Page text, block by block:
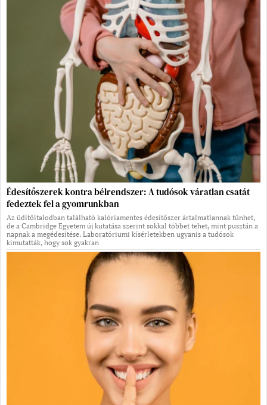
Édesítőszerek kontra bélrendszer: A tudósok váratlan csatát
fedeztek fel a gyomrunkban
Az üdítőitalodban található kalóriamentes édesítőszer ártalmatlannak tűnhet,
de a Cambridge Egyetem új kutatása szerint sokkal többet tehet, mint pusztán a
napnak a megédesítése. Laboratóriumi kísérletekben ugyanis a tudósok
kimutatták, hogy sok gyakran